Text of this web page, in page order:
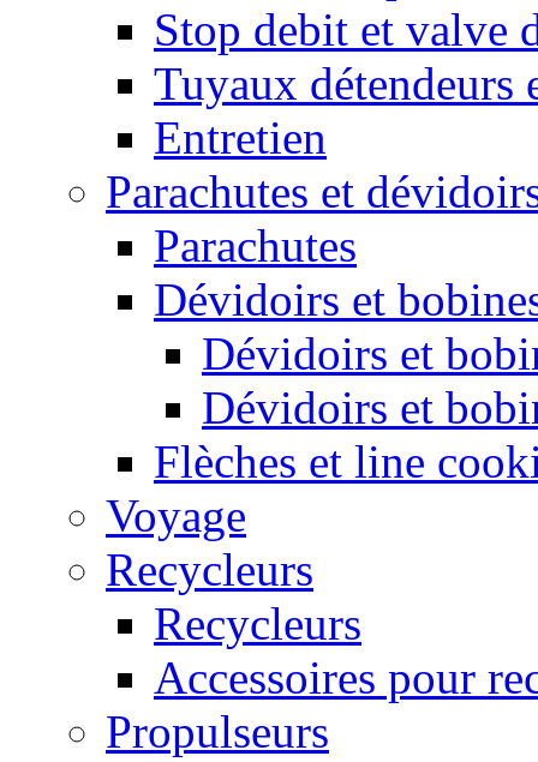
Stop debit et valve
Tuyaux détendeurs
Entretien
Parachutes et
Parachutes
Dévidoirs et
Dévidoirs et
Dévidoirs et
Flèches et line
Voyage
Recycleurs
Recycleurs
Accessoires pour
Propulseurs